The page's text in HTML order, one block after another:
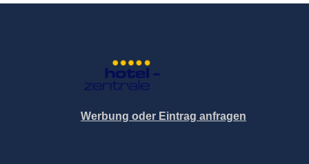
Werbung oder Eintrag anfragen